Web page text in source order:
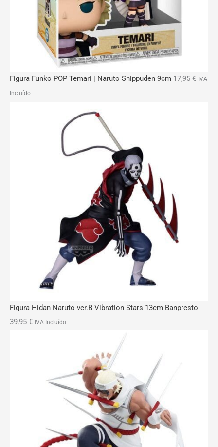
Figura Funko POP Temari | Naruto Shippuden 9cm 17,95 € IVA
Incluído
Figura Hidan Naruto ver.B Vibration Stars 13cm Banpresto
39,95 € IVA Incluído